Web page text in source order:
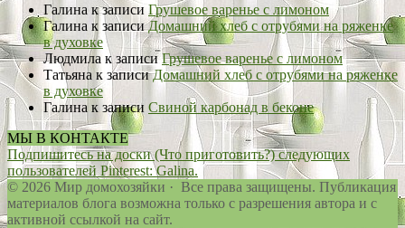
Галина к записи Грушевое варенье с лимоном
Галина к записиДомашний хлеб с отрубями на ряженке
в духовке
Людмила к записиГрушевое варенье с лимоном
Татьяна к записиДомашний хлеб с отрубями на ряженке
в духовке
Галина к записи Свиной карбонад в беконе
МЫ В КОНТАКТЕ
Подпишитесь на доски (Что приготовить?) следующих
пользователей Pinterest: Galina.
© 2026 Мир домохозяйки · Все права защищены. Публикация
материалов блога возможна только с разрешения автора и с
активной ссылкой на сайт.